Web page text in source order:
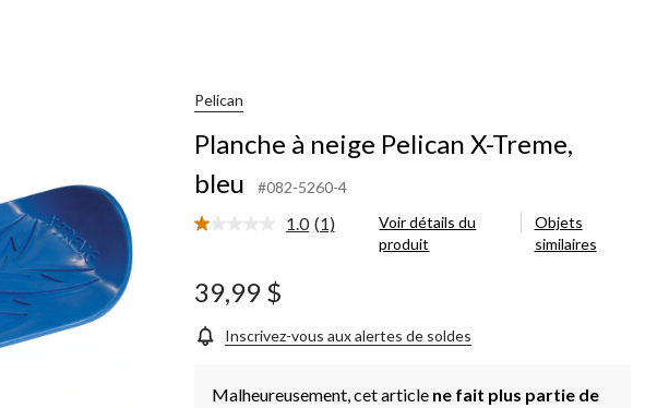
Pelican
Planche à neige Pelican X-Treme,
bleu
#082-5260-4
1.0 Lire
même
(1)
Voir détails du
produit
Objets
similaires
39,99 $
Inscrivez-vous aux alertes de soldes
Malheureusement, cet article ne fait plus partie de